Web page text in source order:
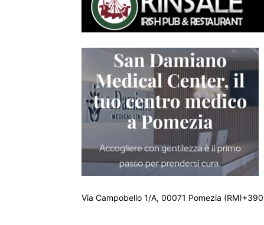
Via Campobello 1/A, 00071 Pomezia